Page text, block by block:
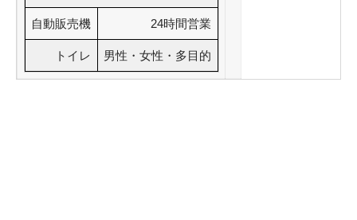
自動販売機 24時間営業
トイレ 男性・女性・多目的